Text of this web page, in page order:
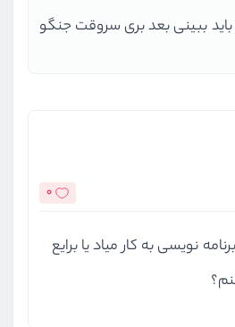
ببینی بعد بری سروقت جنگو
0
نویسی به کار میاد یا برایع